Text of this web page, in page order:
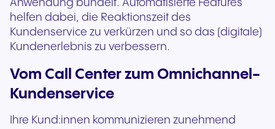
Anwendung bündelt. Automatisierte Features
helfen dabei, die Reaktionszeit des
Kundenservice zu verkürzen und so das (digitale)
Kundenerlebnis zu verbessern.
Vom Call Center zum Omnichannel-
Kundenservice
Ihre Kund:innen kommunizieren zunehmend